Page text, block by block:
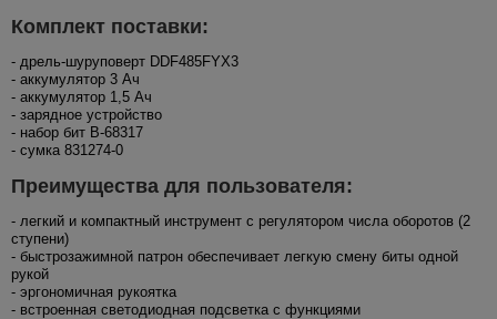
Комплект поставки:
- дрель-шуруповерт DDF485FYX3
- аккумулятор 3 Ач
- аккумулятор 1,5 Aч
- зарядное устройство
- набор бит B-68317
- сумка 831274-0
Преимущества для пользователя:
- легкий и компактный инструмент с регулятором числа оборотов (2
ступени)
- быстрозажимной патрон обеспечивает легкую смену биты одной
рукой
- эргономичная рукоятка
- встроенная светодиодная подсветка с функциями